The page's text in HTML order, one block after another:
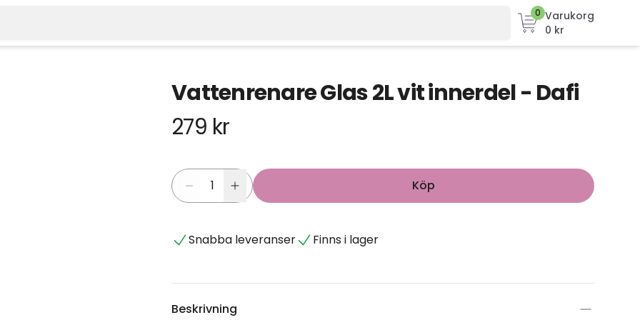
0 Varukorg
0 kr
Vattenrenare Glas 2L vit innerdel - Dafi
279 kr
Köp
Snabba leveranser Finns i lager
Beskrivning